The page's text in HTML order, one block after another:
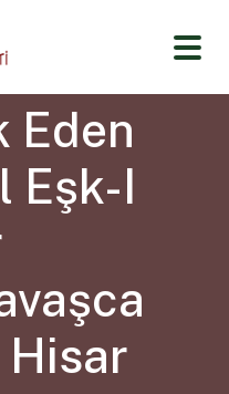
Eden
Eşk-I
Hisar